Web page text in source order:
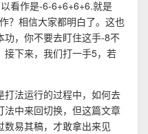
看作是-6-6+6+6+6.就是
？相信大家都明白了。这也
功，你不要去盯住这手-8不
接下来，我们打一手5，若
法运行的过程中，如何去
中来回切换，但这篇文章
数易其稿，才敢拿出来见